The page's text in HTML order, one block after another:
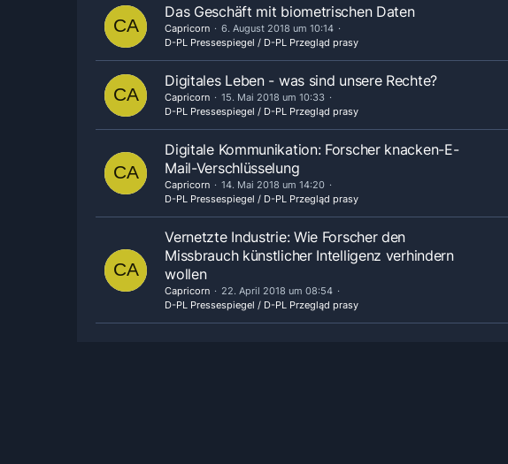
Das Geschäft mit biometrischen Daten
Capricorn
6. August 2018 um 10:14
D-PL Pressespiegel / D-PL Przegląd prasy
Digitales Leben - was sind unsere Rechte?
Capricorn
15. Mai 2018 um 10:33
D-PL Pressespiegel / D-PL Przegląd prasy
Digitale Kommunikation: Forscher knacken-E-
Mail-Verschlüsselung
Capricorn
14. Mai 2018 um 14:20
D-PL Pressespiegel / D-PL Przegląd prasy
Vernetzte Industrie: Wie Forscher den
Missbrauch künstlicher Intelligenz verhindern
wollen
Capricorn
22. April 2018 um 08:54
D-PL Pressespiegel / D-PL Przegląd prasy